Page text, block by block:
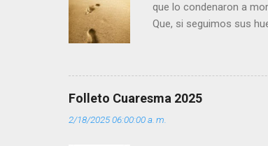
que lo condenaron a
Que, si seguimos sus
que los demás se
pero tú me das la savia
”. - ¿Te sientes super
(+ Leer ) |
Folleto Cuaresma 2025
2/18/2025 06:00:00 a. m.